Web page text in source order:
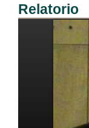
Relatorio